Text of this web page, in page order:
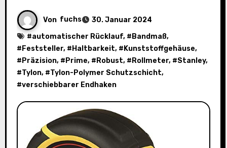
Von fuchs
30. Januar 2024
#automatischer Rücklauf, # Bandmaß,
# Feststeller, # Haltbarkeit, # Kunststoffgehäuse,
# Präzision, # Prime, # Robust, # Rollmeter, #Stanley,
#Tylon, #Tylon-Polymer Schutzschicht,
#verschiebbarer Endhaken